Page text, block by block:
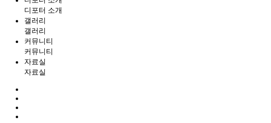
디포터 소개
갤러리
갤러리
커뮤니티
커뮤니티
자료실
자료실